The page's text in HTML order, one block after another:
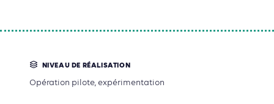
NIVEAU DE RÉALISATION
Opération pilote, expérimentation